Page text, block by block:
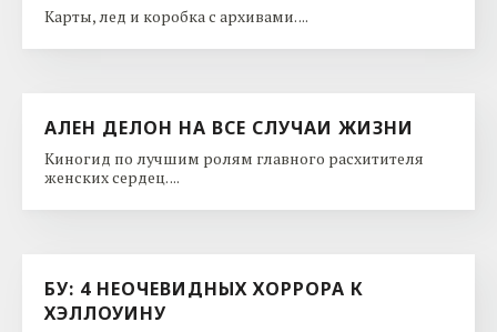
Карты, лед и коробка с архивами. ...
АЛЕН ДЕЛОН НА ВСЕ СЛУЧАИ ЖИЗНИ
Киногид по лучшим ролям главного расхитителя
женских сердец. ...
БУ: 4 НЕОЧЕВИДНЫХ ХОРРОРА К
ХЭЛЛОУИНУ